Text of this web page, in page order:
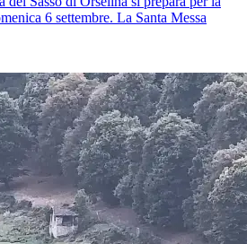
6 settembre. La Santa Messa